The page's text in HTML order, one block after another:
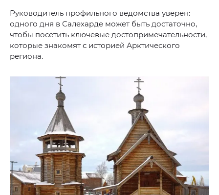
Руководитель профильного ведомства уверен:
одного дня в Салехарде может быть достаточно,
чтобы посетить ключевые достопримечательности,
которые знакомят с историей Арктического
региона.